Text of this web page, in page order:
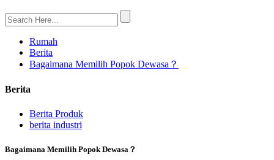
Rumah
Berita
Bagaimana Memilih Popok Dewasa？
Berita
Berita Produk
berita industri
Bagaimana Memilih Popok Dewasa？